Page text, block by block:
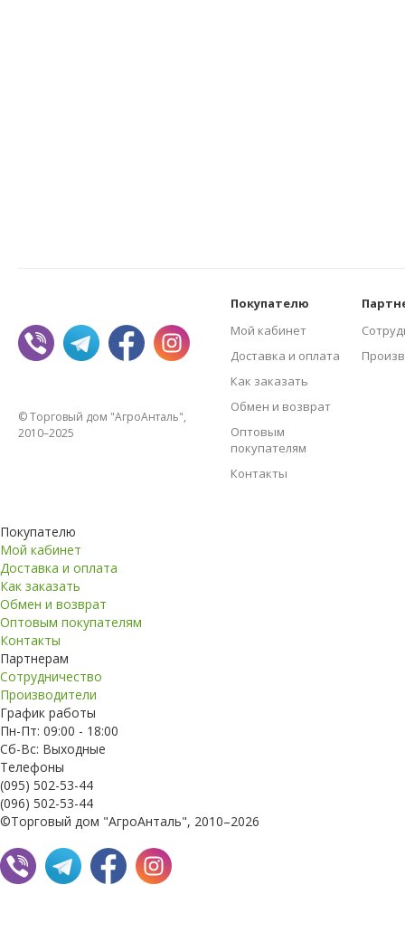
© Торговый дом "АгроАнталь",
2010–2025
Покупателю
Мой кабинет
Доставка и оплата
Как заказать
Обмен и возврат
Оптовым
покупателям
Контакты
Покупателю
Мой кабинет
Доставка и оплата
Как заказать
Обмен и возврат
Оптовым покупателям
Контакты
Партнерам
Сотрудничество
Производители
График работы
Пн-Пт: 09:00 - 18:00
Сб-Вс: Выходные
Телефоны
(095) 502-53-44
(096) 502-53-44
©Торговый дом "АгроАнталь", 2010–2026